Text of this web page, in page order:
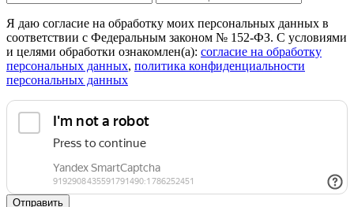
Я даю согласие на обработку моих персональных данных в
соответствии с Федеральным законом № 152-ФЗ. С условиями
и целями обработки ознакомлен(а): cогласие на обработку
персональных данных, политика конфиденциальности
персональных данных
Отправить